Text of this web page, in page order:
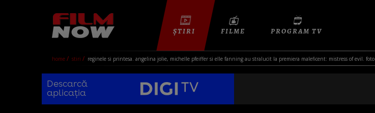
ȘTIRI FILME PROGRAM TV
home stiri reginele si printesa. angelina jolie, michelle pfeiffer si elle fanning au stralucit la premiera maleficent: mistress of evil. foto
Descarcă
aplicația